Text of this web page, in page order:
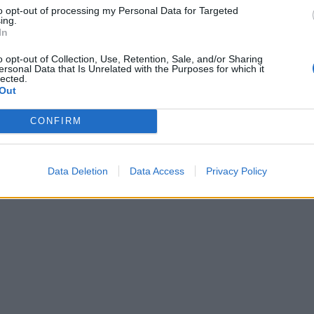
opt-out of processing my Personal Data for Targeted
opt-out of Collection, Use, Retention, Sale, and/or Sharing
Data that Is Unrelated with the Purposes for which it
CONFIRM
Data Deletion Data Access Privacy Policy
ska Sveriges bästa
utses
sju ölen till finalen utsedda.
Ölguruns ord bakom
självaste Michael Jackson tog man
steget och bryggde ölet Svart med